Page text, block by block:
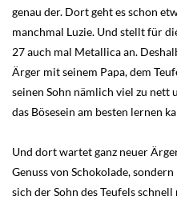
genau der. Dort geht es schon
manchmal Luzie. Und stellt für
27 auch mal Metallica an.
Ärger mit seinem Papa, dem
seinen Sohn nämlich viel zu
das Bösesein am besten lernen
Und dort wartet ganz neuer
Genuss von Schokolade,
sich der Sohn des Teufels